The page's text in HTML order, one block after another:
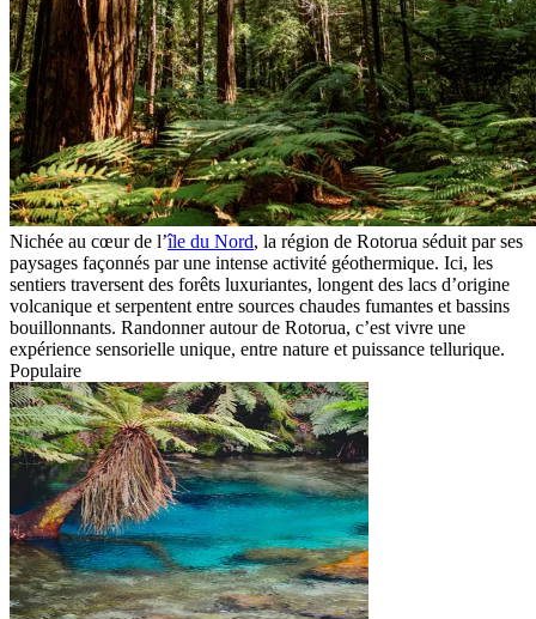
Nichée au cœur de l’île du Nord, la région de Rotorua séduit par ses
paysages façonnés par une intense activité géothermique. Ici, les
sentiers traversent des forêts luxuriantes, longent des lacs d’origine
volcanique et serpentent entre sources chaudes fumantes et bassins
bouillonnants. Randonner autour de Rotorua, c’est vivre une
expérience sensorielle unique, entre nature et puissance tellurique.
Populaire